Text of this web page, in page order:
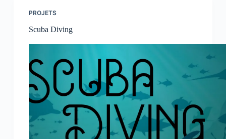
PROJETS
Scuba Diving